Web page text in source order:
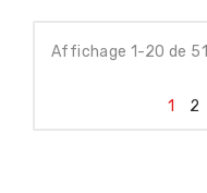
Affichage 1-20 de
1 2